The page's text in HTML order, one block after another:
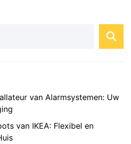
van Alarmsystemen: Uw
van IKEA: Flexibel en